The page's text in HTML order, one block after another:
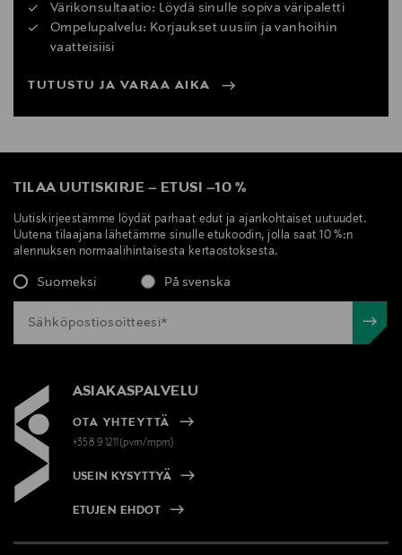
Värikonsultaatio: Löydä sinulle sopiva väripaletti
Ompelupalvelu: Korjaukset uusiin ja vanhoihin
vaatteisiisi
TUTUSTU JA VARAA AIKA
TILAA UUTISKIRJE – ETUSI –10 %
Uutiskirjeestämme löydät parhaat edut ja ajankohtaiset uutuudet.
Uutena tilaajana lähetämme sinulle etukoodin, jolla saat 10 %:n
alennuksen normaalihintaisesta kertaostoksesta.
Suomeksi På svenska
ASIAKASPALVELU
OTA YHTEYTTÄ
+358 9 1211(pvm/mpm)
USEIN KYSYTTYÄ
ETUJEN EHDOT